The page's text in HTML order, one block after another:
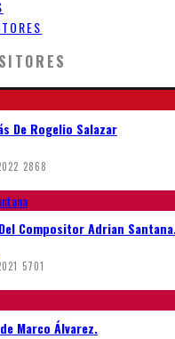
De Rogelio Salazar
2868
Compositor Adrian
5701
Marco Álvarez.